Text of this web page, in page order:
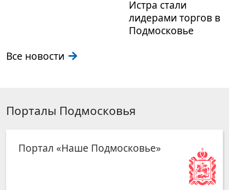
Истра стали
лидерами торгов в
Подмосковье
Все новости
Порталы Подмосковья
Портал «Наше Подмосковье»